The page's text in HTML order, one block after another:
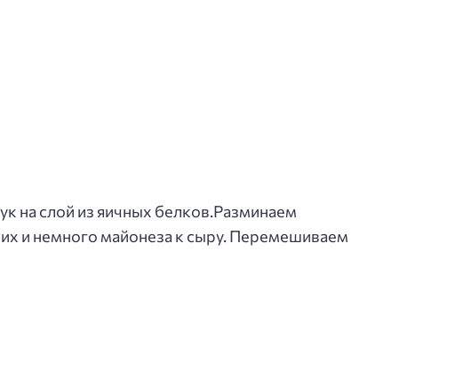
на слой из яичных белков.Разминаем
и немного майонеза к сыру. Перемешиваем